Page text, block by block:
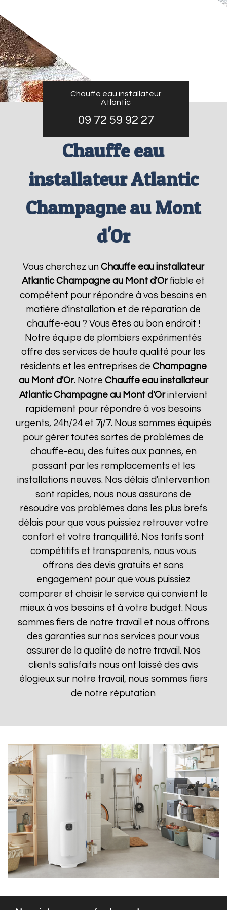
Chauffe eau installateur
Atlantic
09 72 59 92 27
Chauffe eau
installateur Atlantic
Champagne au Mont
d'Or
Vous cherchez un Chauffe eau installateur
Atlantic Champagne au Mont d'Orfiable et
compétent pour répondre à vos besoins en
matière d'installation et de réparation de
chauffe-eau ? Vous êtes au bon endroit !
Notre équipe de plombiers expérimentés
offre des services de haute qualité pour les
résidents et les entreprises de Champagne
au Mont d'Or. Notre Chauffe eau installateur
Atlantic Champagne au Mont d'Orintervient
rapidement pour répondre à vos besoins
urgents, 24h/24 et 7j/7. Nous sommes équipés
pour gérer toutes sortes de problèmes de
chauffe-eau, des fuites aux pannes, en
passant par les remplacements et les
installations neuves. Nos délais d'intervention
sont rapides, nous nous assurons de
résoudre vos problèmes dans les plus brefs
délais pour que vous puissiez retrouver votre
confort et votre tranquillité. Nos tarifs sont
compétitifs et transparents, nous vous
offrons des devis gratuits et sans
engagement pour que vous puissiez
comparer et choisir le service qui convient le
mieux à vos besoins et à votre budget. Nous
sommes fiers de notre travail et nous offrons
des garanties sur nos services pour vous
assurer de la qualité de notre travail. Nos
clients satisfaits nous ont laissé des avis
élogieux sur notre travail, nous sommes fiers
de notre réputation